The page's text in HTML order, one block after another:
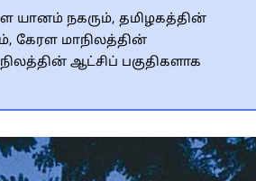
யானம் நகரும், தமிழகத்தின்
கேரள மாநிலத்தின்
ஆட்சிப் பகுதிகளாக